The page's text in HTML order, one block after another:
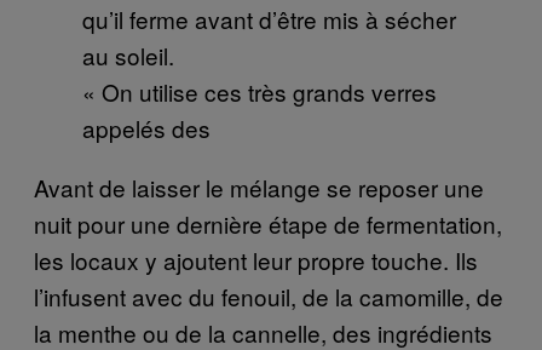
qu’il ferme avant d’être mis à sécher
au soleil.
« On utilise ces très grands verres
appelés des
Avant de laisser le mélange se reposer une
nuit pour une dernière étape de fermentation,
les locaux y ajoutent leur propre touche. Ils
l’infusent avec du fenouil, de la camomille, de
la menthe ou de la cannelle, des ingrédients